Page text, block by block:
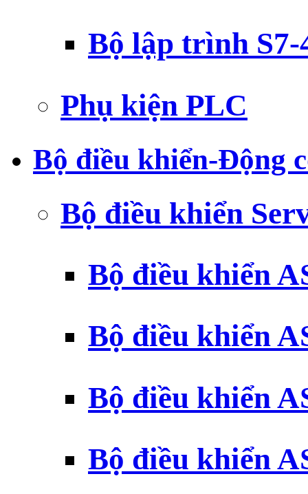
Bộ lập trình S7-
Phụ kiện PLC
Bộ điều khiển-Động
Bộ điều khiển
Bộ điều khiển
Bộ điều khiển
Bộ điều khiển
Bộ điều khiển